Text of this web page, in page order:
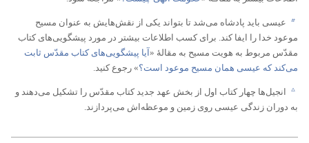
b عیسی باید پادشاه می‌شد تا بتواند یکی از نقش‌هایش به عنوان مسیح
موعود خدا را ایفا کند.‏ برای کسب اطلاعات بیشتر در مورد پیشگویی‌های کتاب
مقدّس مربوط به هویت مسیح به مقالهٔ «‏ آیا پیشگویی‌های کتاب مقدّس ثابت
می‌کند که عیسی همان مسیح موعود است؟‏‏» رجوع کنید.‏
c
انجیل‌ها چهار کتاب اول از بخش عهد جدید کتاب مقدّس را تشکیل می‌دهند و
به دوران زندگی عیسی روی زمین و موعظه‌اش می‌پردازند.‏